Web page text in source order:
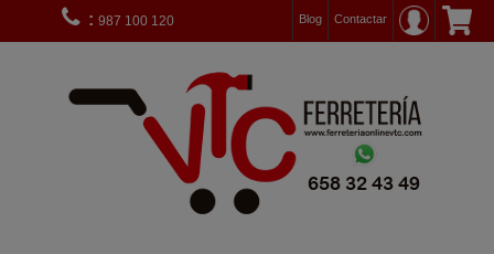
Contactar
: 987 100 120 Blog